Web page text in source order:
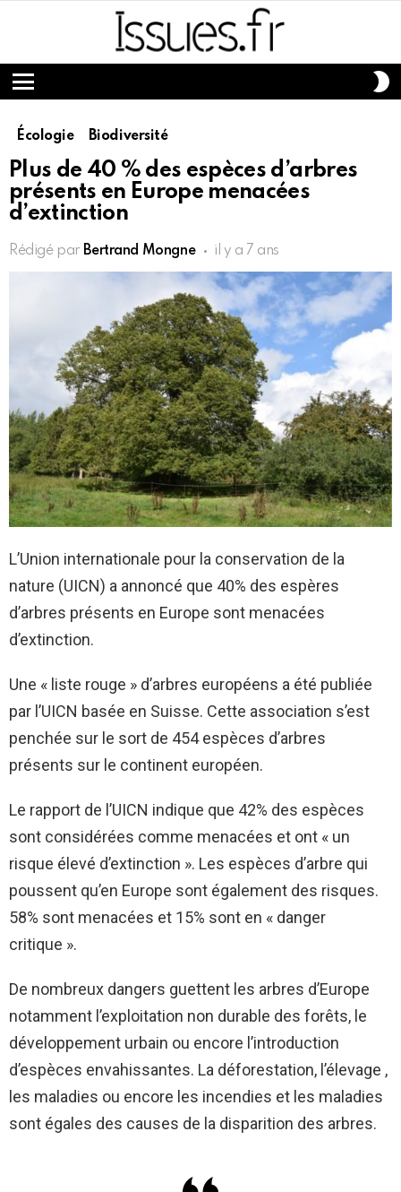
Menu
Écologie Biodiversité
Plus de 40 % des espèces d’arbres
présents en Europe menacées
d’extinction
Rédigé par Bertrand Mongne il y a 7 ans
L’Union internationale pour la conservation de la
nature (UICN) a annoncé que 40% des espères
d’arbres présents en Europe sont menacées
d’extinction.
Une « liste rouge » d’arbres européens a été publiée
par l’UICN basée en Suisse. Cette association s’est
penchée sur le sort de 454 espèces d’arbres
présents sur le continent européen.
Le rapport de l’UICN indique que 42% des espèces
sont considérées comme menacées et ont « un
risque élevé d’extinction ». Les espèces d’arbre qui
poussent qu’en Europe sont également des risques.
58% sont menacées et 15% sont en « danger
critique ».
De nombreux dangers guettent les arbres d’Europe
notamment l’exploitation non durable des forêts, le
développement urbain ou encore l’introduction
d’espèces envahissantes. La déforestation, l’élevage ,
les maladies ou encore les incendies et les maladies
sont égales des causes de la disparition des arbres.